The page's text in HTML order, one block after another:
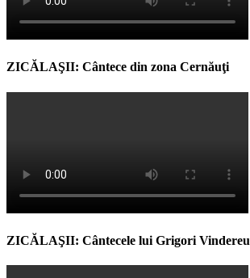
ZICĂLAŞII: Cântece din zona Cernăuţi
ZICĂLAŞII: Cântecele lui Grigori Vindereu